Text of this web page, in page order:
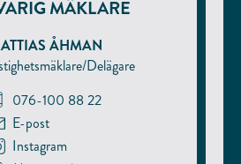
MÄKLARE
ÅHMAN
Delägare
076-100 88 22
E-post
Instagram